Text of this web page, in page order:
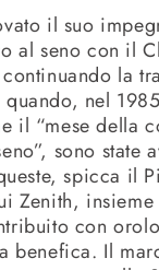
il suo
al seno con il
la
quando, nel
il “mese della
sono state
spicca il
Zenith,
con
benefica. Il